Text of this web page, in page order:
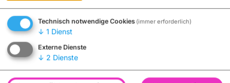
Technisch notwendige Cookies (immer erforderlich)
↓ 1 Dienst
Externe Dienste
↓ 2 Dienste